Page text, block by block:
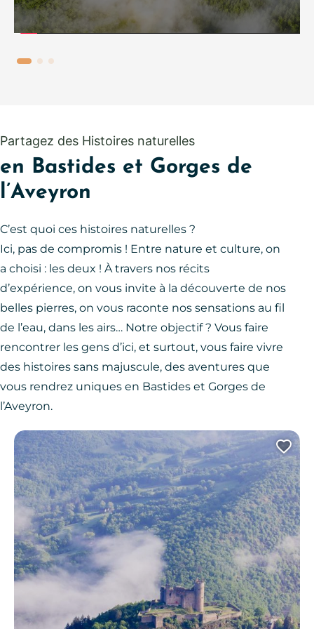
Partagez des Histoires naturelles
en Bastides et Gorges de
l’Aveyron
C’est quoi ces histoires naturelles ?
Ici, pas de compromis ! Entre nature et culture, on
a choisi : les deux ! À travers nos récits
d’expérience, on vous invite à la découverte de nos
belles pierres, on vous raconte nos sensations au fil
de l’eau, dans les airs… Notre objectif ? Vous faire
rencontrer les gens d’ici, et surtout, vous faire vivre
des histoires sans majuscule, des aventures que
vous rendrez uniques en Bastides et Gorges de
l’Aveyron.